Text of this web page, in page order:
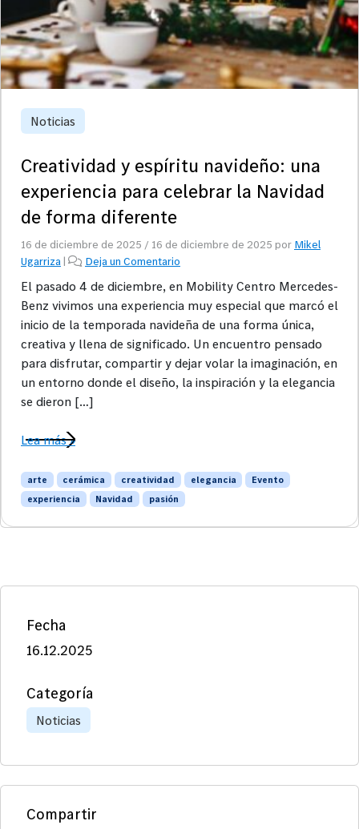
Noticias
Creatividad y espíritu navideño: una
experiencia para celebrar la Navidad
de forma diferente
16 de diciembre de 2025 / 16 de diciembre de 2025 por Mikel
Ugarriza| Deja un Comentario
El pasado 4 de diciembre, en Mobility Centro Mercedes-
Benz vivimos una experiencia muy especial que marcó el
inicio de la temporada navideña de una forma única,
creativa y llena de significado. Un encuentro pensado
para disfrutar, compartir y dejar volar la imaginación, en
un entorno donde el diseño, la inspiración y la elegancia
se dieron […]
Lea más »
arte cerámica creatividad elegancia
Evento
experiencia
Navidad pasión
Fecha
16.12.2025
Categoría
Noticias
Compartir